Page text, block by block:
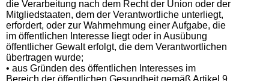
die Verarbeitung nach dem Recht der Union oder der
Mitgliedstaaten, dem der Verantwortliche unterliegt,
erfordert, oder zur Wahrnehmung einer Aufgabe, die
im öffentlichen Interesse liegt oder in Ausübung
öffentlicher Gewalt erfolgt, die dem Verantwortlichen
übertragen wurde;
• aus Gründen des öffentlichen Interesses im
Bereich der öffentlichen Gesundheit gemäß Artikel 9